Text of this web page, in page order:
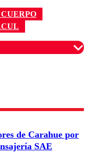
garantizar un
de Carahue por
SAE